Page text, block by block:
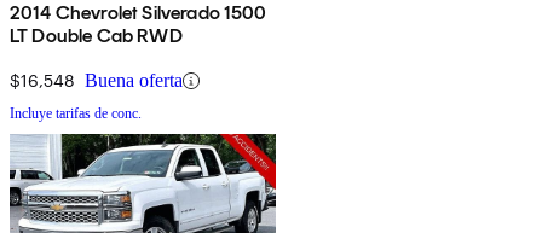
2014 Chevrolet Silverado 1500
LT Double Cab RWD
$16,548 Buena oferta
Incluye tarifas de conc.